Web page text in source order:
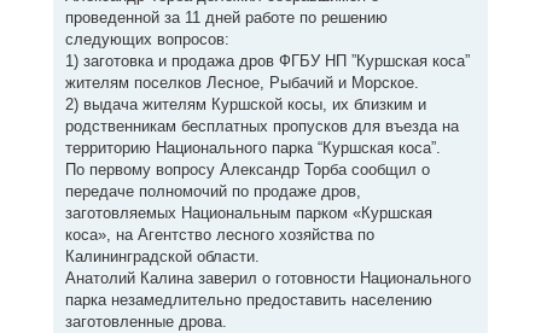
проведенной за 11 дней работе по решению
следующих вопросов:
1) заготовка и продажа дров ФГБУ НП ”Куршская коса”
жителям поселков Лесное, Рыбачий и Морское.
2) выдача жителям Куршской косы, их близким и
родственникам бесплатных пропусков для въезда на
территорию Национального парка “Куршская коса”.
По первому вопросу Александр Торба сообщил о
передаче полномочий по продаже дров,
заготовляемых Национальным парком «Куршская
коса», на Агентство лесного хозяйства по
Калининградской области.
Анатолий Калина заверил о готовности Национального
парка незамедлительно предоставить населению
заготовленные дрова.